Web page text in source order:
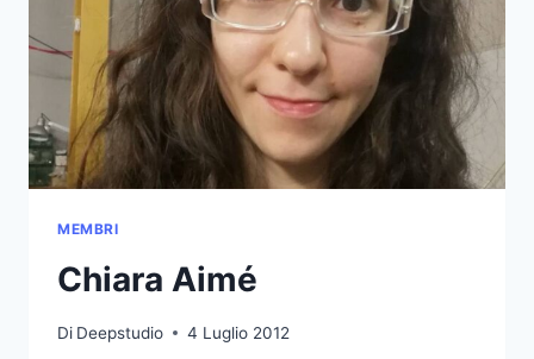
MEMBRI
Chiara Aimé
Di Deepstudio 4 Luglio 2012